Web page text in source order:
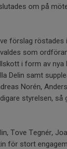
om på
förslag röstades
som
i form av nya
Delin samt
Norén,
styrelsen, så
Tove Tegnér,
för stort